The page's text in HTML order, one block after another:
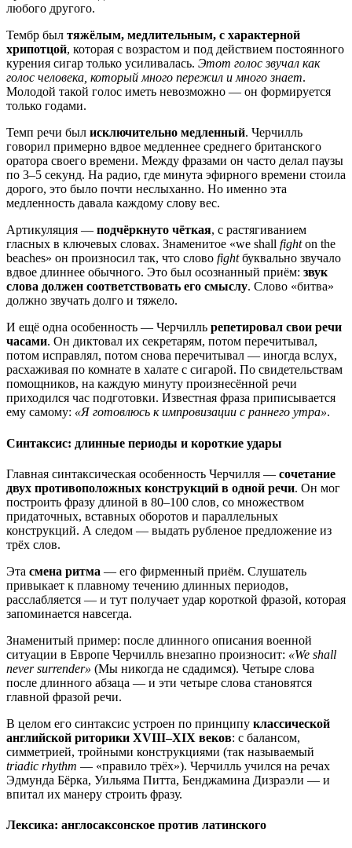
любого другого.
Тембр был тяжёлым, медлительным, с характерной
хрипотцой, которая с возрастом и под действием постоянного
курения сигар только усиливалась. Этот голос звучал как
голос человека, который много пережил и много знает.
Молодой такой голос иметь невозможно — он формируется
только годами.
Темп речи был исключительно медленный. Черчилль
говорил примерно вдвое медленнее среднего британского
оратора своего времени. Между фразами он часто делал паузы
по 3–5 секунд. На радио, где минута эфирного времени стоила
дорого, это было почти неслыханно. Но именно эта
медленность давала каждому слову вес.
Артикуляция — подчёркнуто чёткая, с растягиванием
гласных в ключевых словах. Знаменитое «we shall fighton the
beaches» он произносил так, что слово fightбуквально звучало
вдвое длиннее обычного. Это был осознанный приём: звук
слова должен соответствовать его смыслу. Слово «битва»
должно звучать долго и тяжело.
И ещё одна особенность — Черчилль репетировал свои речи
часами. Он диктовал их секретарям, потом перечитывал,
потом исправлял, потом снова перечитывал — иногда вслух,
расхаживая по комнате в халате с сигарой. По свидетельствам
помощников, на каждую минуту произнесённой речи
приходился час подготовки. Известная фраза приписывается
ему самому: «Я готовлюсь к импровизации с раннего утра».
Синтаксис: длинные периоды и короткие удары
Главная синтаксическая особенность Черчилля — сочетание
двух противоположных конструкций в одной речи. Он мог
построить фразу длиной в 80–100 слов, со множеством
придаточных, вставных оборотов и параллельных
конструкций. А следом — выдать рубленое предложение из
трёх слов.
Эта смена ритма — его фирменный приём. Слушатель
привыкает к плавному течению длинных периодов,
расслабляется — и тут получает удар короткой фразой, которая
запоминается навсегда.
Знаменитый пример: после длинного описания военной
ситуации в Европе Черчилль внезапно произносит: «We shall
never surrender» (Мы никогда не сдадимся). Четыре слова
после длинного абзаца — и эти четыре слова становятся
главной фразой речи.
В целом его синтаксис устроен по принципу классической
английской риторики XVIII–XIX веков: с балансом,
симметрией, тройными конструкциями (так называемый
triadic rhythm — «правило трёх»). Черчилль учился на речах
Эдмунда Бёрка, Уильяма Питта, Бенджамина Дизраэли — и
впитал их манеру строить фразу.
Лексика: англосаксонское против латинского